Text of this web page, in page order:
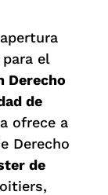
para el
Derecho
de
ofrece a
Derecho
de